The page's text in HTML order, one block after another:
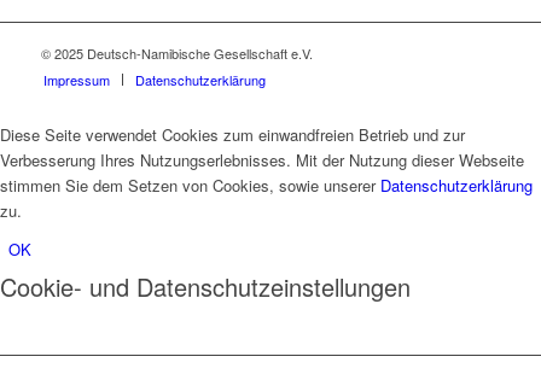
© 2025 Deutsch-Namibische Gesellschaft e.V.
Impressum
Datenschutzerklärung
Diese Seite verwendet Cookies zum einwandfreien Betrieb und zur
Verbesserung Ihres Nutzungserlebnisses. Mit der Nutzung dieser Webseite
stimmen Sie dem Setzen von Cookies, sowie unserer Datenschutzerklärung
zu.
OK
Cookie- und Datenschutzeinstellungen